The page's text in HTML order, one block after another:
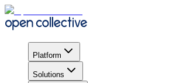
Platform
Solutions